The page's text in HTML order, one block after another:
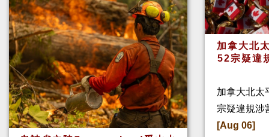
加拿大北
52宗疑違
加拿大北太
宗疑違規涉
[Aug 06]